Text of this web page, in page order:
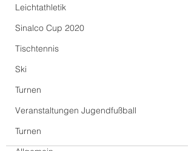
Leichtathletik
Sinalco Cup 2020
Tischtennis
Ski
Turnen
Veranstaltungen Jugendfußball
Turnen